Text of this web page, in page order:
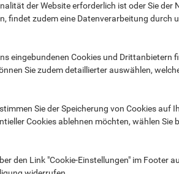
kompatibel, sondern lassen sich auch
verfügbar sein. Egal, ob Sie
einer Besprechung, einem
der Website erforderlich ist oder Sie der
findet zudem eine Datenverarbeitung durch
eingebundenen Cookies und Drittanbietern
Sie zudem detaillierter auswählen,
Sie der Speicherung von Cookies auf
Cookies ablehnen möchten, wählen Sie
den Link "Cookie-Einstellungen" im Footer